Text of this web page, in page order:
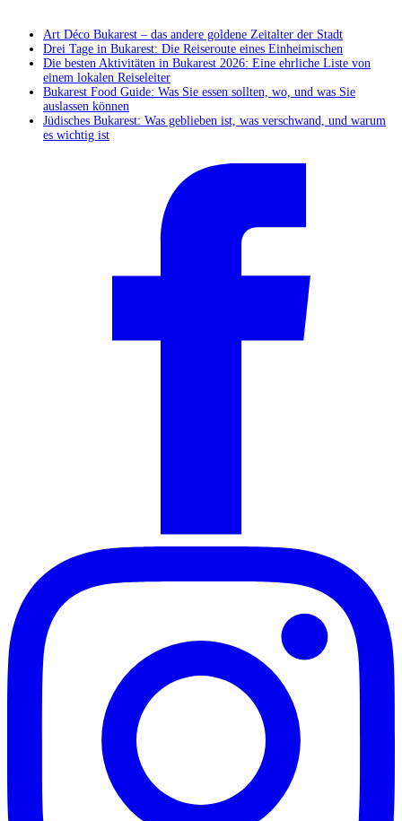
Art Déco Bukarest – das andere goldene Zeitalter der Stadt
Drei Tage in Bukarest: Die Reiseroute eines Einheimischen
Die besten Aktivitäten in Bukarest 2026: Eine ehrliche Liste von
einem lokalen Reiseleiter
Bukarest Food Guide: Was Sie essen sollten, wo, und was Sie
auslassen können
Jüdisches Bukarest: Was geblieben ist, was verschwand, und warum
es wichtig ist